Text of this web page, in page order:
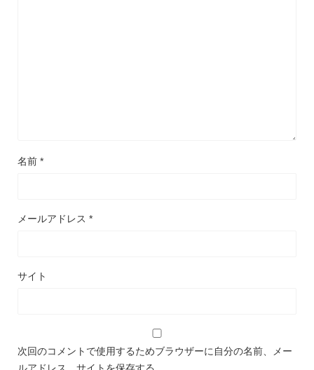
名前 *
メールアドレス *
サイト
次回のコメントで使用するためブラウザーに自分の名前、メー